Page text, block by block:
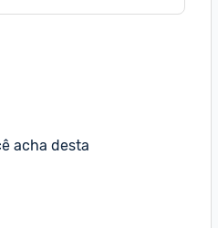
acha desta